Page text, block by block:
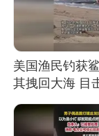
美国渔民钓获
其拽回大海 目
消息）